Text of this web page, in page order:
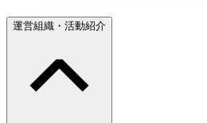
運営組織・活動紹介